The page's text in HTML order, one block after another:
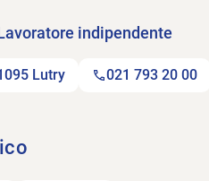
indipendente
Lutry 021 793 20 00